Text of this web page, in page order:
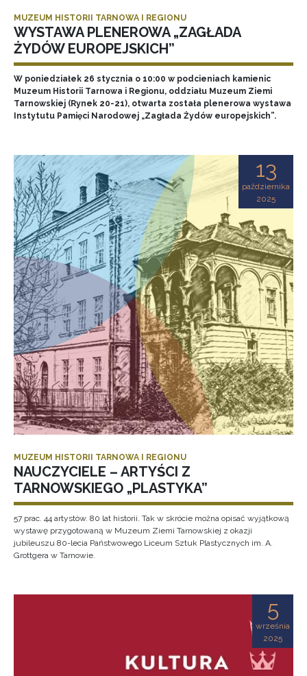
MUZEUM HISTORII TARNOWA I REGIONU
WYSTAWA PLENEROWA „ZAGŁADA
ŻYDÓW EUROPEJSKICH”
W poniedziałek 26 stycznia o 10:00 w podcieniach kamienic
Muzeum Historii Tarnowa i Regionu, oddziału Muzeum Ziemi
Tarnowskiej (Rynek 20-21), otwarta została plenerowa wystawa
Instytutu Pamięci Narodowej „Zagłada Żydów europejskich”.
13
października
2025
MUZEUM HISTORII TARNOWA I REGIONU
NAUCZYCIELE – ARTYŚCI Z
TARNOWSKIEGO „PLASTYKA”
57 prac. 44 artystów. 80 lat historii. Tak w skrócie można opisać wyjątkową
wystawę przygotowaną w Muzeum Ziemi Tarnowskiej z okazji
jubileuszu 80-lecia Państwowego Liceum Sztuk Plastycznych im. A.
Grottgera w Tarnowie.
5
września
2025